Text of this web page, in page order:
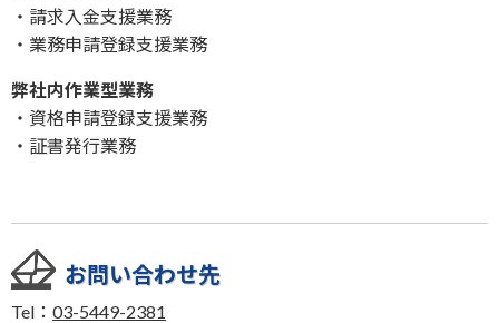
・請求入金支援業務
・業務申請登録支援業務
弊社内作業型業務
・資格申請登録支援業務
・証書発行業務
お問い合わせ先
Tel： 03-5449-2381